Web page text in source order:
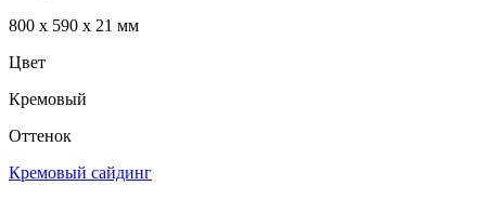
800 x 590 x 21 мм
Цвет
Кремовый
Оттенок
Кремовый сайдинг